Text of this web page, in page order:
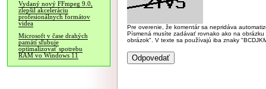
Vydaný nový FFmpeg 9.0,
zlepšil akceleráciu
profesionálnych formátov
videa
Microsoft v čase drahých
pamätí sľubuje
optimalizovať spotrebu
RAM vo Windows 11
Pre overenie, že komentár sa nepridáva
Písmená musíte zadávať rovnako ako na
obrázok". V texte sa používajú iba znaky